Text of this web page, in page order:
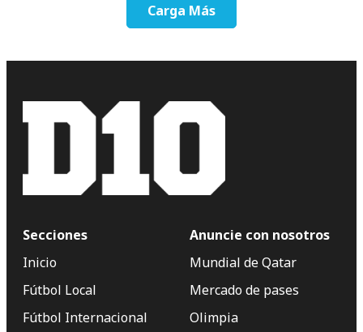
Carga Más
Secciones
Inicio
Fútbol Local
Fútbol Internacional
Anuncie con nosotros
Mundial de Qatar
Mercado de pases
Olimpia